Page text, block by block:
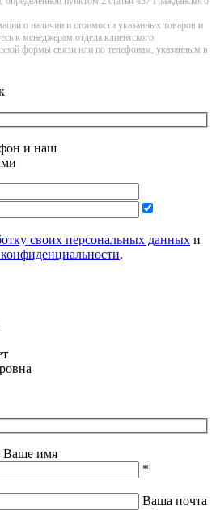
о наличии и стоимости указанных товаров и
к менеджерам отдела клиентского
формы связи или по телефонам, указанным в
и наш
своих персональных данных и
.
Ваше имя
*
Ваша почта